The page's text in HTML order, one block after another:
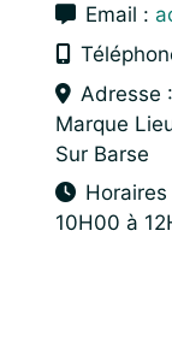
Email :
Adresse
Marque
Sur Barse
10H00 à